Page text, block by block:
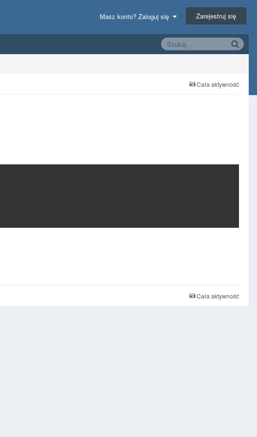
Masz konto? Zaloguj się Zarejestruj się
Cała aktywność
Cała aktywność